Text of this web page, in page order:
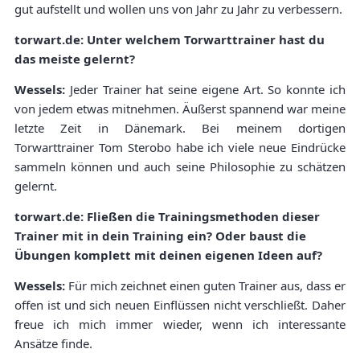
gut aufstellt und wollen uns von Jahr zu Jahr zu verbessern.
torwart.de: Unter welchem Torwarttrainer hast du
das meiste gelernt?
Wessels: Jeder Trainer hat seine eigene Art. So konnte ich
von jedem etwas mitnehmen. Äußerst spannend war meine
letzte Zeit in Dänemark. Bei meinem dortigen
Torwarttrainer Tom Sterobo habe ich viele neue Eindrücke
sammeln können und auch seine Philosophie zu schätzen
gelernt.
torwart.de: Fließen die Trainingsmethoden dieser
Trainer mit in dein Training ein? Oder baust die
Übungen komplett mit deinen eigenen Ideen auf?
Wessels: Für mich zeichnet einen guten Trainer aus, dass er
offen ist und sich neuen Einflüssen nicht verschließt. Daher
freue ich mich immer wieder, wenn ich interessante
Ansätze finde.